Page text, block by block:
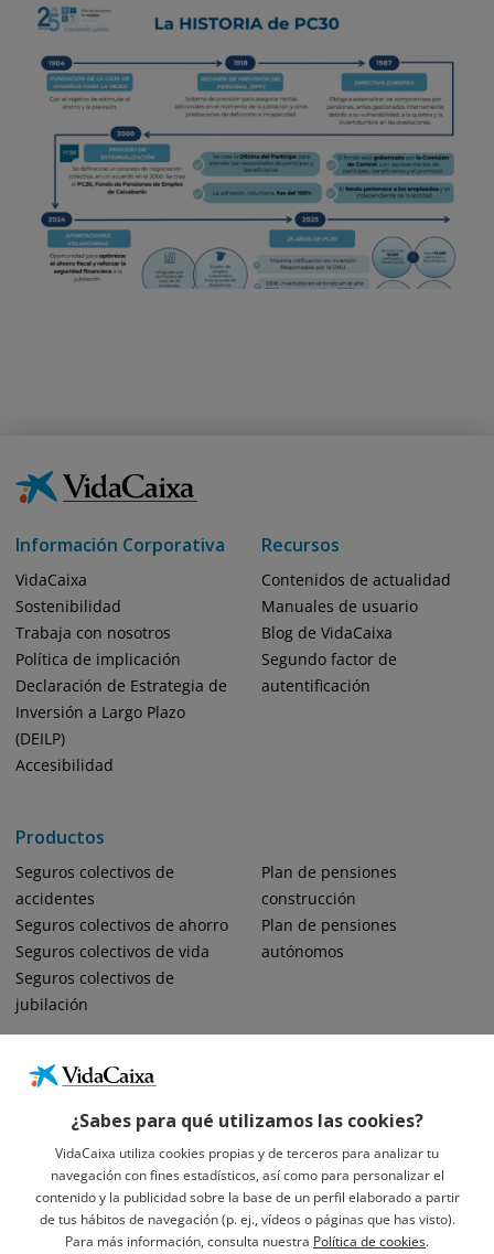
¿Sabes para qué utilizamos las cookies?
VidaCaixa utiliza cookies propias y de terceros para analizar tu
navegación con fines estadísticos, así como para personalizar el
contenido y la publicidad sobre la base de un perfil elaborado a partir
de tus hábitos de navegación (p. ej., vídeos o páginas que has visto).
Para más información, consulta nuestra Política de cookies.
Información Corporativa
VidaCaixa
Sostenibilidad
Trabaja con nosotros
Política de implicación
Declaración de Estrategia de
Inversión a Largo Plazo
(DEILP)
Accesibilidad
Productos
Seguros colectivos de
accidentes
Seguros colectivos de ahorro
Seguros colectivos de vida
Seguros colectivos de
jubilación
Plan de pensiones
construcción
Plan de pensiones
autónomos
Recursos
Contenidos de actualidad
Manuales de usuario
Blog de VidaCaixa
Segundo factor de
autentificación
Informació Legal Sobre VidaCaixa, S.A.
Avís Legal
Privacidad